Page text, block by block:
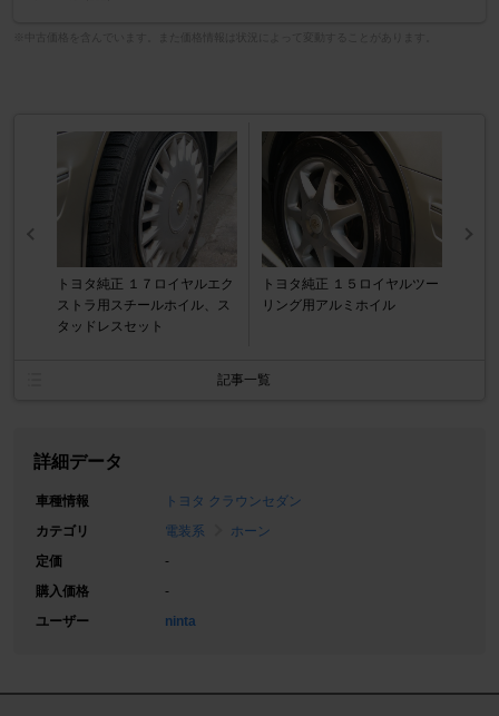
トヨタ純正 １７ロイヤルエク
ストラ用スチールホイル、ス
タッドレスセット
トヨタ純正 １５ロイヤルツー
リング用アルミホイル
記事一覧
詳細データ
車種情報
トヨタ クラウンセダン
カテゴリ
電装系
ホーン
定価
-
購入価格
-
ユーザー
ninta